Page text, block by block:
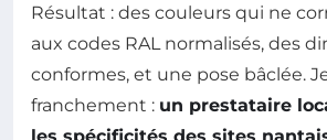
Résultat : des couleurs qui ne
aux codes RAL normalisés, des
conformes, et une pose bâclée.
franchement : un prestataire